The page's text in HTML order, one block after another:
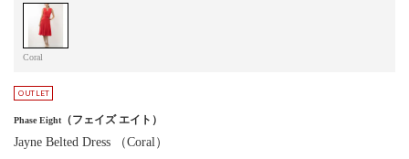
Coral
Phase Eight （フェイズ エイト）
Jayne Belted Dress （Coral）